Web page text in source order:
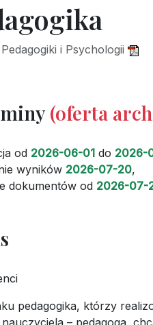
Pedagogiki i Psychologii
(oferta
od 2026-06-01 do 2026-
wyników 2026-07-20,
dokumentów od 2026-07-
pedagogika, którzy
– pedagoga,